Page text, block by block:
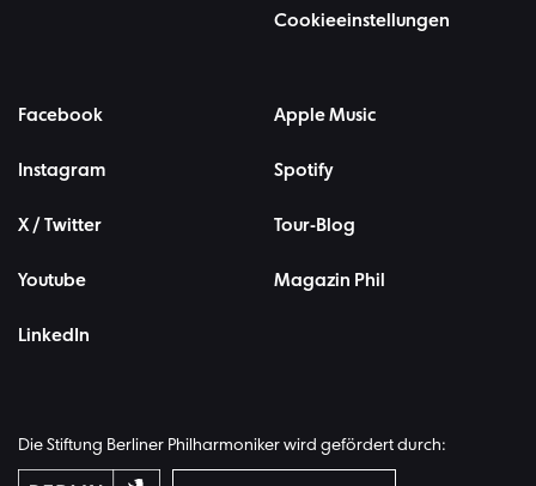
Cookieeinstellungen
Facebook
Instagram
X / Twitter
Youtube
LinkedIn
Apple Music
Spotify
Tour-Blog
Magazin Phil
Die Stiftung Berliner Philharmoniker wird gefördert durch: